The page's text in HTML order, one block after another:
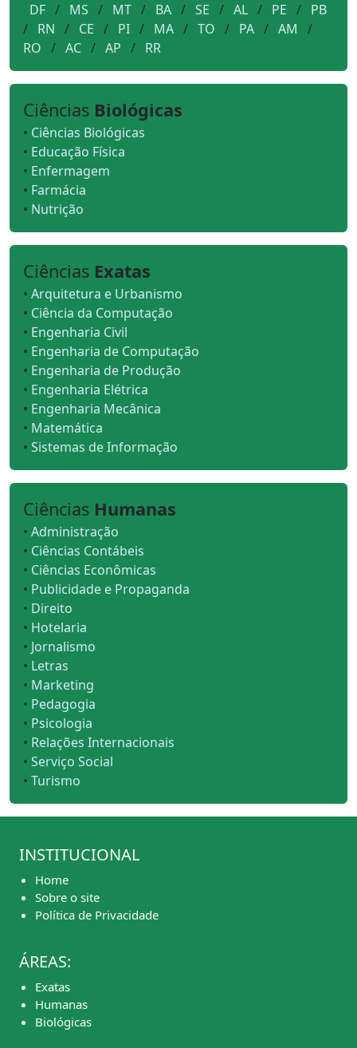
DF / MS / MT / BA / SE / AL / PE / PB
/ RN / CE / PI / MA / TO / PA / AM /
RO / AC / AP / RR
Ciências Biológicas
• Ciências Biológicas
• Educação Física
• Enfermagem
• Farmácia
• Nutrição
Ciências Exatas
• Arquitetura e Urbanismo
• Ciência da Computação
• Engenharia Civil
• Engenharia de Computação
• Engenharia de Produção
• Engenharia Elétrica
• Engenharia Mecânica
• Matemática
• Sistemas de Informação
Ciências Humanas
• Administração
• Ciências Contábeis
• Ciências Econômicas
• Publicidade e Propaganda
• Direito
• Hotelaria
• Jornalismo
• Letras
• Marketing
• Pedagogia
• Psicologia
• Relações Internacionais
• Serviço Social
• Turismo
INSTITUCIONAL
Home
Sobre o site
Política de Privacidade
ÁREAS:
Exatas
Humanas
Biológicas